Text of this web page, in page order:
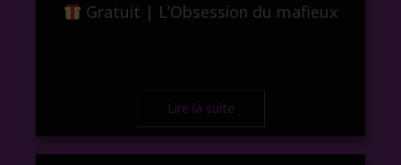
Gratuit | L’Obsession du mafieux
Lire la suite